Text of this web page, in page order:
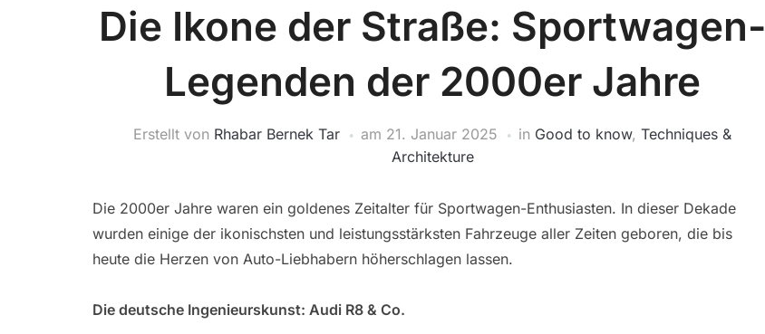
Die Ikone der Straße: Sportwagen-
Legenden der 2000er Jahre
Erstellt von Rhabar Bernek Tar am 21. Januar 2025 in Good to know, Techniques &
Architekture
Die 2000er Jahre waren ein goldenes Zeitalter für Sportwagen-Enthusiasten. In dieser Dekade
wurden einige der ikonischsten und leistungsstärksten Fahrzeuge aller Zeiten geboren, die bis
heute die Herzen von Auto-Liebhabern höherschlagen lassen.
Die deutsche Ingenieurskunst: Audi R8 & Co.